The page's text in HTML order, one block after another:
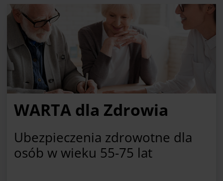
WARTA dla Zdrowia
Ubezpieczenia zdrowotne dla
osób w wieku 55-75 lat